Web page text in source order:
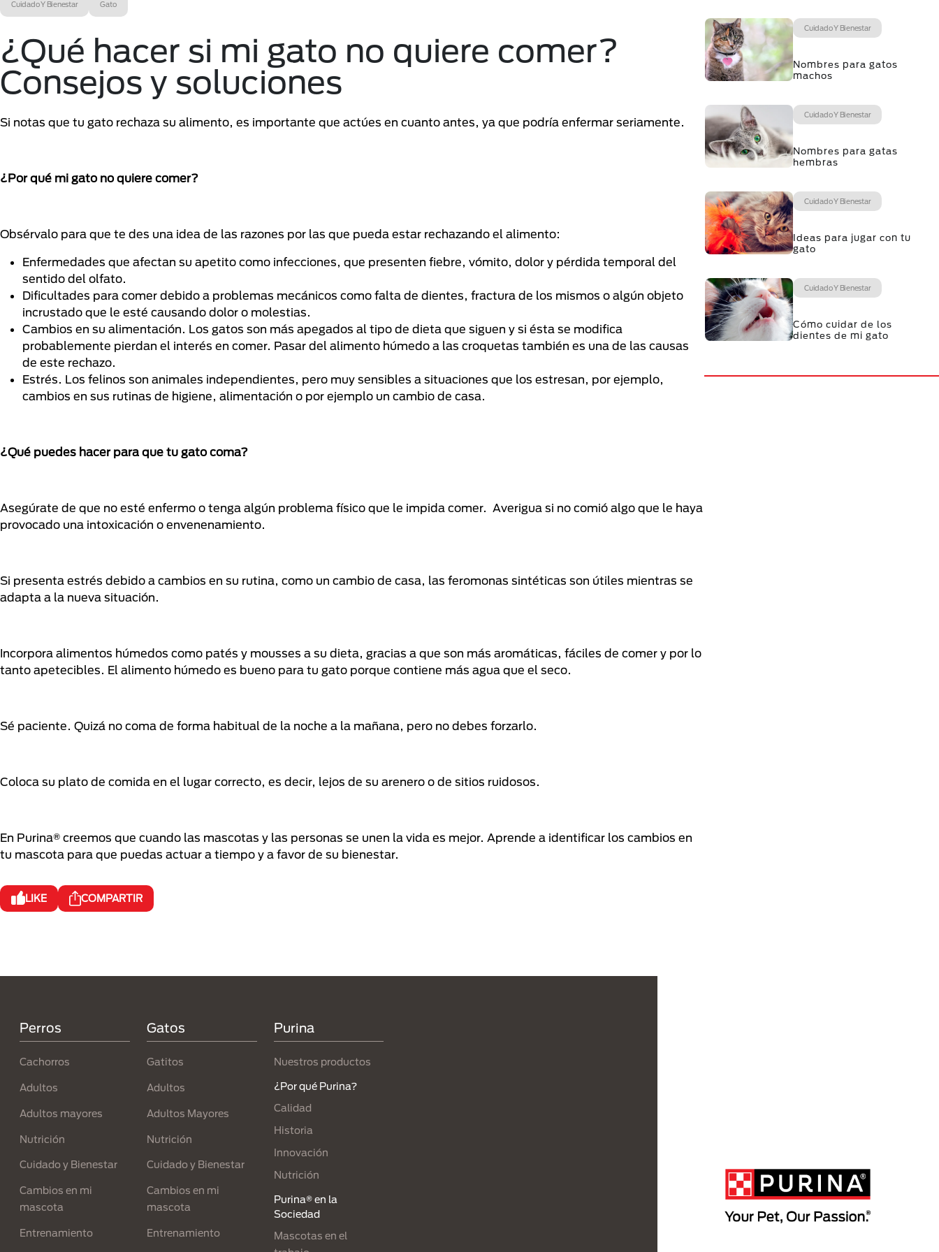
Cuidado Y Bienestar Gato
¿Qué hacer si mi gato no quiere comer?
Consejos y soluciones
Si notas que tu gato rechaza su alimento, es importante que actúes en cuanto antes, ya que podría enfermar seriamente.
¿Por qué mi gato no quiere comer?
Obsérvalo para que te des una idea de las razones por las que pueda estar rechazando el alimento:
Enfermedades que afectan su apetito como infecciones, que presenten fiebre, vómito, dolor y pérdida temporal del
sentido del olfato.
Dificultades para comer debido a problemas mecánicos como falta de dientes, fractura de los mismos o algún objeto
incrustado que le esté causando dolor o molestias.
Cambios en su alimentación. Los gatos son más apegados al tipo de dieta que siguen y si ésta se modifica
probablemente pierdan el interés en comer. Pasar del alimento húmedo a las croquetas también es una de las causas
de este rechazo.
Estrés. Los felinos son animales independientes, pero muy sensibles a situaciones que los estresan, por ejemplo,
cambios en sus rutinas de higiene, alimentación o por ejemplo un cambio de casa.
¿Qué puedes hacer para que tu gato coma?
Asegúrate de que no esté enfermo o tenga algún problema físico que le impida comer. Averigua si no comió algo que le haya
provocado una intoxicación o envenenamiento.
Si presenta estrés debido a cambios en su rutina, como un cambio de casa, las feromonas sintéticas son útiles mientras se
adapta a la nueva situación.
Incorpora alimentos húmedos como patés y mousses a su dieta, gracias a que son más aromáticas, fáciles de comer y por lo
tanto apetecibles. El alimento húmedo es bueno para tu gato porque contiene más agua que el seco.
Sé paciente. Quizá no coma de forma habitual de la noche a la mañana, pero no debes forzarlo.
Coloca su plato de comida en el lugar correcto, es decir, lejos de su arenero o de sitios ruidosos.
En Purina® creemos que cuando las mascotas y las personas se unen la vida es mejor. Aprende a identificar los cambios en
tu mascota para que puedas actuar a tiempo y a favor de su bienestar.
LIKE COMPARTIR
Cuidado Y Bienestar
Nombres para gatos
machos
Cuidado Y Bienestar
Nombres para gatas
hembras
Cuidado Y Bienestar
Ideas para jugar con tu
gato
Cuidado Y Bienestar
Cómo cuidar de los
dientes de mi gato
Perros
Cachorros
Adultos
Adultos mayores
Nutrición
Cuidado y Bienestar
Cambios en mi
mascota
Entrenamiento
Gatos
Gatitos
Adultos
Adultos Mayores
Nutrición
Cuidado y Bienestar
Cambios en mi
mascota
Entrenamiento
Purina
Nuestros productos
¿Por qué Purina?
Calidad
Historia
Innovación
Nutrición
Purina® en la
Sociedad
Mascotas en el